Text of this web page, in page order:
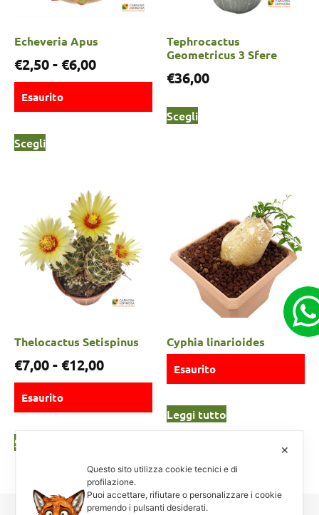
Echeveria Apus
€2,50- €6,00
Esaurito
Scegli
Tephrocactus
Geometricus 3 Sfere
€36,00
Scegli
Thelocactus Setispinus
€7,00- €12,00
Esaurito
Scegli
Cyphia linarioides
Esaurito
Leggi tutto
✕
Questo sito utilizza cookie tecnici e di
profilazione.
Puoi accettare, rifiutare o personalizzare i cookie
premendo i pulsanti desiderati.